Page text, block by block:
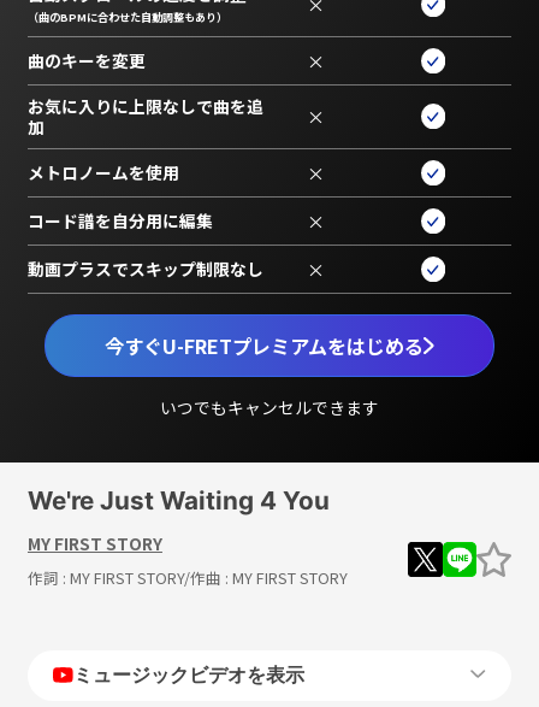
今すぐU-FRETプレミアムをはじめる
いつでもキャンセルできます
（曲のBPMに合わせた自動調整もあり）
曲のキーを変更 ×
お気に入りに上限なしで曲を追
加
×
メトロノームを使用 ×
コード譜を自分用に編集 ×
動画プラスでスキップ制限なし ×
We're Just Waiting 4 You
MY FIRST STORY
作詞 : MY FIRST STORY/作曲 : MY FIRST STORY
ミュージックビデオを表示